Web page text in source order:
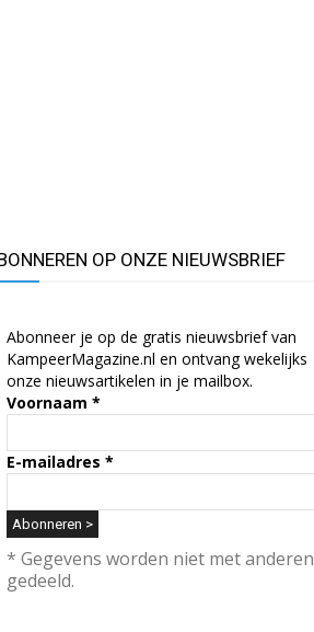
OP ONZE NIEUWSBRIEF
Abonneer je op de gratis nieuwsbrief van
KampeerMagazine.nl en ontvang wekelijks
onze nieuwsartikelen in je mailbox.
Voornaam *
E-mailadres *
* Gegevens worden niet met anderen
gedeeld.